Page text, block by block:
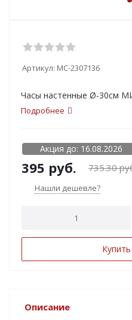
Артикул: MC-2307136
Часы настенные Ø-30см
Подробнее
Акция до: 16.08.2026
395 руб. 735.30
Нашли дешевле?
Описание